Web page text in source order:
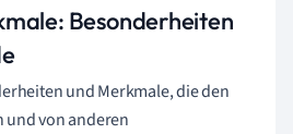
Besonderheiten
und Merkmale, die den
von anderen